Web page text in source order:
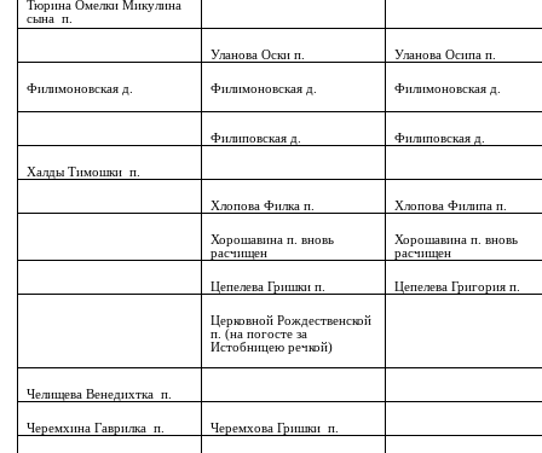
Тюрина Омелки Микулина
сына п.
Уланова Оски п. Уланова Осипа п.
Филимоновская д. Филимоновская д. Филимоновская д.
Филиповская д. Филиповская д.
Халды Тимошки п.
Хлопова Филка п. Хлопова Филипа п.
Хорошавина п. вновь
расчищен
Хорошавина п. вновь
расчищен
Цепелева Гришки п. Цепелева Григория п.
Церковной Рождественской
п. (на погосте за
Истобницею речкой)
Челищева Венедихтка п.
Черемхина Гаврилка п. Черемхова Гришки п.